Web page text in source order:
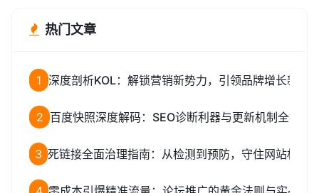
热门文章
1 深度剖析KOL：解锁营销新势力，引领品牌增长新路
2 百度快照深度解码：SEO诊断利器与更新机制全揭秘
3 死链接全面治理指南：从检测到预防，守住网站权重